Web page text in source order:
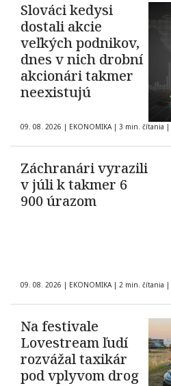
Slováci kedysi
dostali akcie
veľkých podnikov,
dnes v nich drobní
akcionári takmer
neexistujú
09. 08. 2026 | EKONOMIKA | 3 min. čítania |
Záchranári vyrazili
v júli k takmer 6
900 úrazom
09. 08. 2026 | EKONOMIKA | 2 min. čítania |
Na festivale
Lovestream ľudí
rozvážal taxikár
pod vplyvom drog